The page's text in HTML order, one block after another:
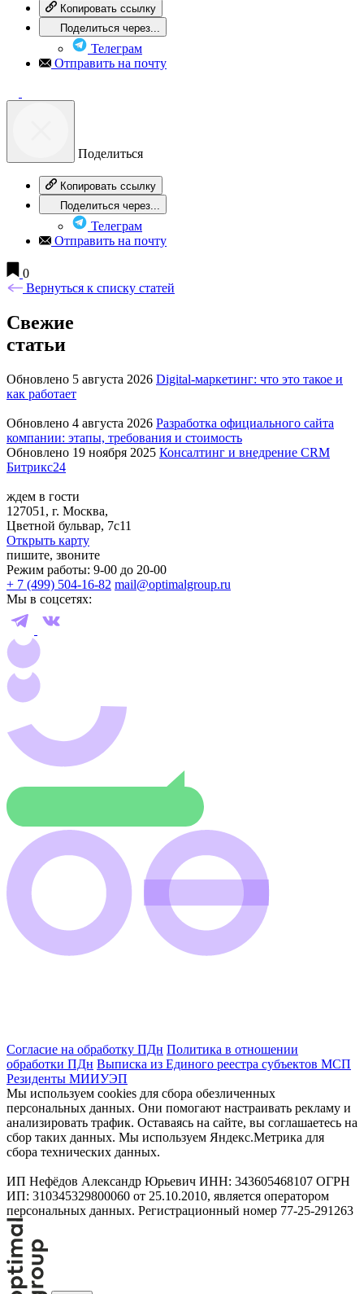
Копировать ссылку
Поделиться через...
Телеграм
Отправить на почту
Поделиться
Копировать ссылку
Поделиться через...
Телеграм
Отправить на почту
0
Вернуться к списку статей
Свежие
статьи
Обновлено 5 августа 2026 Digital-маркетинг: что это такое и
как работает
Обновлено 4 августа 2026 Разработка официального сайта
компании: этапы, требования и стоимость
Обновлено 19 ноября 2025 Консалтинг и внедрение CRM
Битрикс24
ждем в гости
127051, г. Москва,
Цветной бульвар, 7с11
Открыть карту
пишите, звоните
Режим работы: 9-00 до 20-00
+ 7 (499) 504-16-82 mail@optimalgroup.ru
Мы в соцсетях:
Согласие на обработку ПДн Политика в отношении
обработки ПДн Выписка из Единого реестра субъектов МСП
Резиденты МИИУЭП
Мы используем cookies для сбора обезличенных
персональных данных. Они помогают настраивать рекламу и
анализировать трафик. Оставаясь на сайте, вы соглашаетесь на
сбор таких данных. Мы используем Яндекс.Метрика для
сбора технических данных.
ИП Нефёдов Александр Юрьевич ИНН: 343605468107 ОГРН
ИП: 310345329800060 от 25.10.2010, является оператором
персональных данных. Регистрационный номер 77-25-291263